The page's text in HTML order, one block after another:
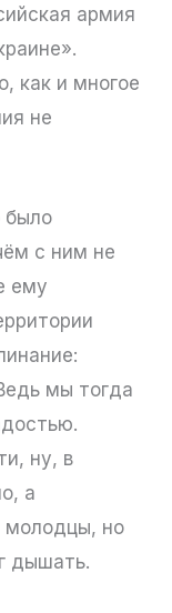
армия
как и многое
не
было
с ним не
ему
мы тогда
ну, в
а
молодцы, но
дышать.